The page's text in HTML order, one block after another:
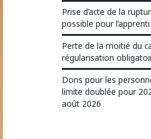
Prise d’acte de la
possible pour l’apprenti
Perte de la moitié du
régularisation
Dons pour les
limite doublée pour
août 2026